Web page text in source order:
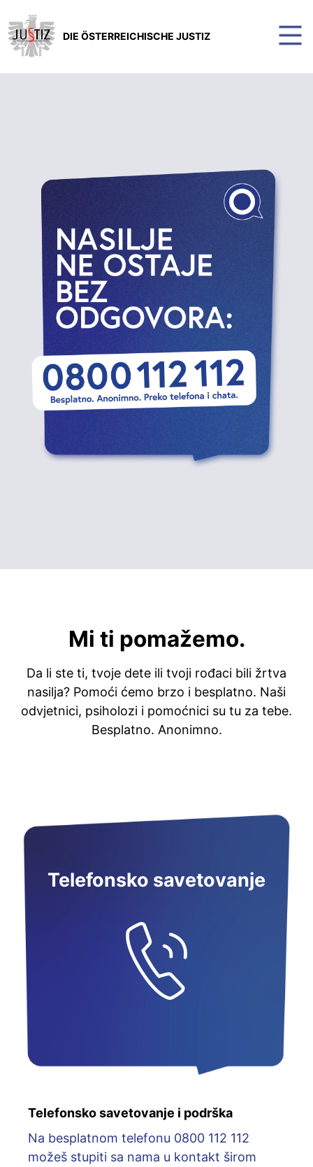
DIE ÖSTERREICHISCHE JUSTIZ
Mi ti pomažemo.
Da li ste ti, tvoje dete ili tvoji rođaci bili žrtva
nasilja? Pomoći ćemo brzo i besplatno. Naši
odvjetnici, psiholozi i pomoćnici su tu za tebe.
Besplatno. Anonimno.
Telefonsko savetovanje
Telefonsko savetovanje i podrška
Na besplatnom telefonu 0800 112 112
možeš stupiti sa nama u kontakt širom